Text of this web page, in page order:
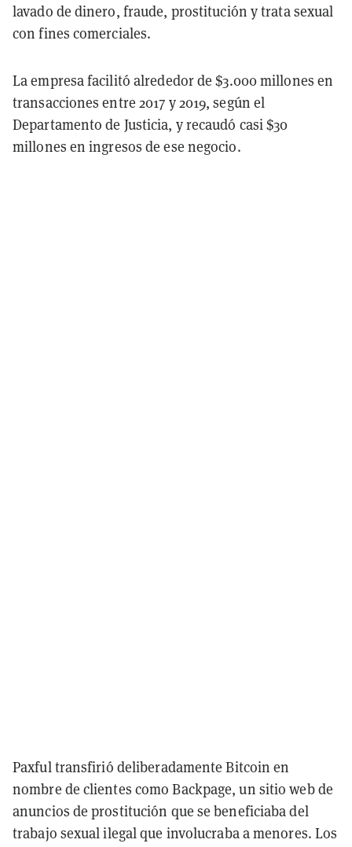
lavado de dinero, fraude, prostitución y trata sexual
con fines comerciales.
La empresa facilitó alrededor de $3.000 millones en
transacciones entre 2017 y 2019, según el
Departamento de Justicia, y recaudó casi $30
millones en ingresos de ese negocio.
Paxful transfirió deliberadamente Bitcoin en
nombre de clientes como Backpage, un sitio web de
anuncios de prostitución que se beneficiaba del
trabajo sexual ilegal que involucraba a menores. Los